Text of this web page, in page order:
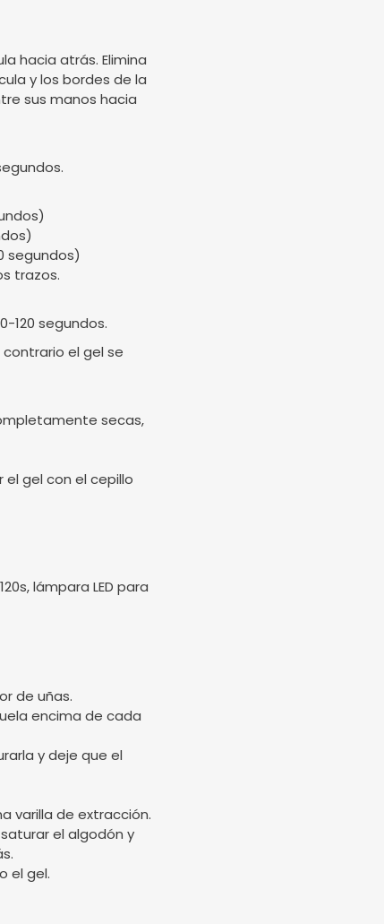
hacia atrás. Elimina
y los bordes de la
sus manos hacia
segundos)
trazos.
120 segundos.
el gel se
secas,
el gel con el cepillo
lámpara LED para
de uñas.
encima de cada
y deje que el
varilla de extracción.
el algodón y
el gel.